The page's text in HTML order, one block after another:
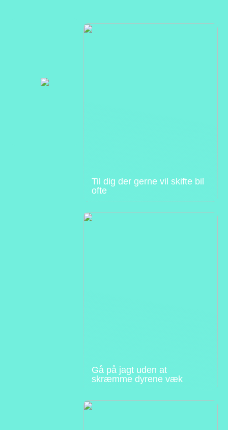
Til dig der gerne vil skifte bil
ofte
Gå på jagt uden at
skræmme dyrene væk